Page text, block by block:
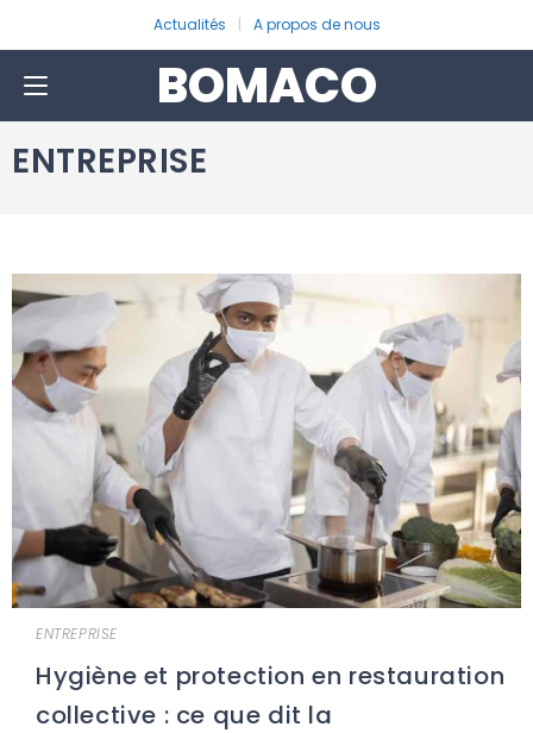
Actualités A propos de nous
BOMACO
ENTREPRISE
ENTREPRISE
Hygiène et protection en restauration
collective : ce que dit la